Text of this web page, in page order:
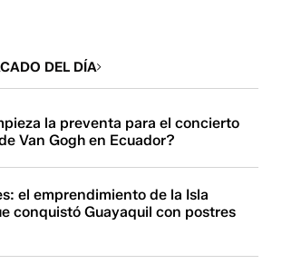
DEL DÍA
la preventa para el concierto
Van Gogh en Ecuador?
el emprendimiento de la Isla
conquistó Guayaquil con postres